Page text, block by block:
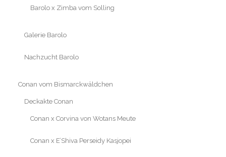
Barolo x Zimba vom Solling
Galerie Barolo
Nachzucht Barolo
Conan vom Bismarckwäldchen
Deckakte Conan
Conan x Corvina von Wotans Meute
Conan x E’Shiva Perseidy Kasjopei